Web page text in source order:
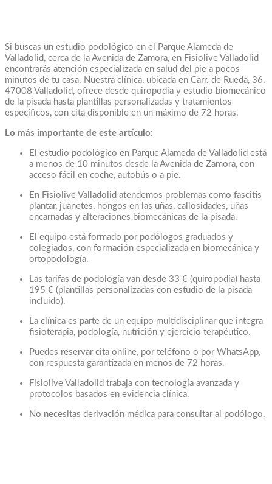
Si buscas un estudio podológico en el Parque Alameda de
Valladolid, cerca de la Avenida de Zamora, en Fisiolive Valladolid
encontrarás atención especializada en salud del pie a pocos
minutos de tu casa. Nuestra clínica, ubicada en Carr. de Rueda, 36,
47008 Valladolid, ofrece desde quiropodia y estudio biomecánico
de la pisada hasta plantillas personalizadas y tratamientos
específicos, con cita disponible en un máximo de 72 horas.
Lo más importante de este artículo:
El estudio podológico en Parque Alameda de Valladolid está
a menos de 10 minutos desde la Avenida de Zamora, con
acceso fácil en coche, autobús o a pie.
En Fisiolive Valladolid atendemos problemas como fascitis
plantar, juanetes, hongos en las uñas, callosidades, uñas
encarnadas y alteraciones biomecánicas de la pisada.
El equipo está formado por podólogos graduados y
colegiados, con formación especializada en biomecánica y
ortopodología.
Las tarifas de podología van desde 33 € (quiropodia) hasta
195 € (plantillas personalizadas con estudio de la pisada
incluido).
La clínica es parte de un equipo multidisciplinar que integra
fisioterapia, podología, nutrición y ejercicio terapéutico.
Puedes reservar cita online, por teléfono o por WhatsApp,
con respuesta garantizada en menos de 72 horas.
Fisiolive Valladolid trabaja con tecnología avanzada y
protocolos basados en evidencia clínica.
No necesitas derivación médica para consultar al podólogo.